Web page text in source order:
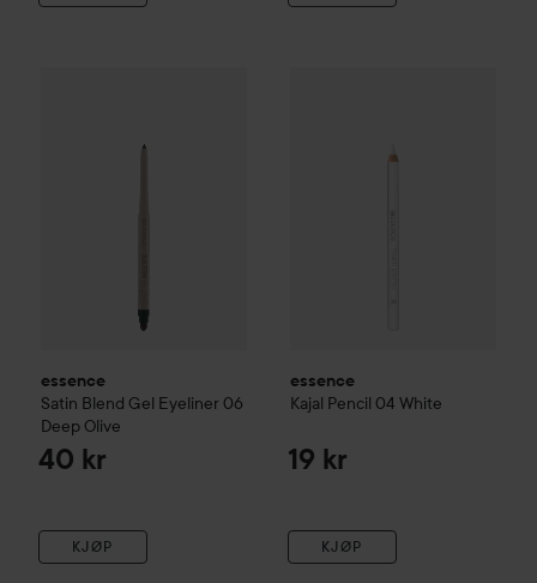
essence
Satin Blend Gel Eyeliner 06
Deep Olive
40 kr
KJØP
essence
Kajal Pencil 04 White
19 kr
KJØP